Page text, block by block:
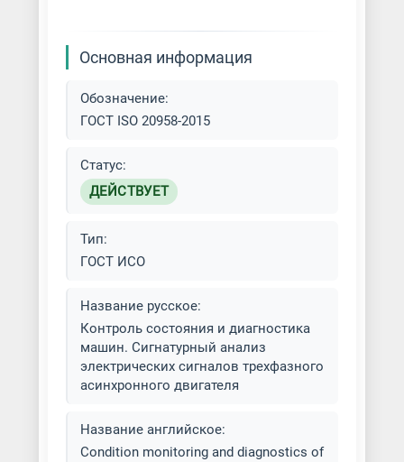
Основная информация
Обозначение:
ГОСТ ISO 20958-2015
Статус:
ДЕЙСТВУЕТ
Тип:
ГОСТ ИСО
Название русское:
Контроль состояния и диагностика
машин. Сигнатурный анализ
электрических сигналов трехфазного
асинхронного двигателя
Название английское:
Condition monitoring and diagnostics of